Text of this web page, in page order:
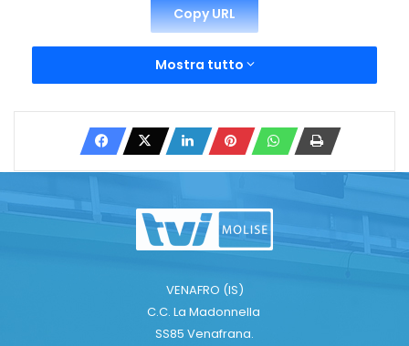
Copy URL
Mostra tutto
VENAFRO (IS)
C.C. La Madonnella
SS85 Venafrana.